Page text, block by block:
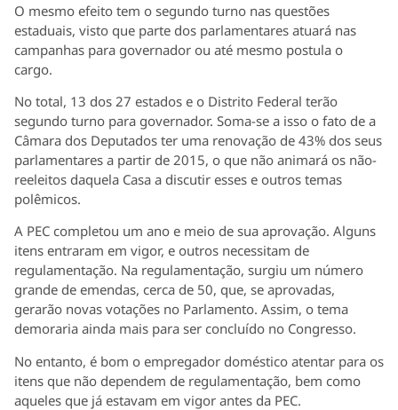
O mesmo efeito tem o segundo turno nas questões
estaduais, visto que parte dos parlamentares atuará nas
campanhas para governador ou até mesmo postula o
cargo.
No total, 13 dos 27 estados e o Distrito Federal terão
segundo turno para governador. Soma-se a isso o fato de a
Câmara dos Deputados ter uma renovação de 43% dos seus
parlamentares a partir de 2015, o que não animará os não-
reeleitos daquela Casa a discutir esses e outros temas
polêmicos.
A PEC completou um ano e meio de sua aprovação. Alguns
itens entraram em vigor, e outros necessitam de
regulamentação. Na regulamentação, surgiu um número
grande de emendas, cerca de 50, que, se aprovadas,
gerarão novas votações no Parlamento. Assim, o tema
demoraria ainda mais para ser concluído no Congresso.
No entanto, é bom o empregador doméstico atentar para os
itens que não dependem de regulamentação, bem como
aqueles que já estavam em vigor antes da PEC.